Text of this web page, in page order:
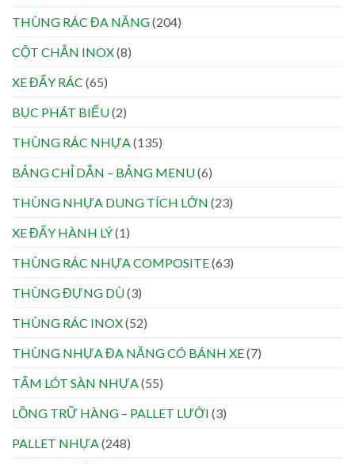
THÙNG RÁC ĐA NĂNG(204)
CỘT CHẮN INOX(8)
XE ĐẨY RÁC (65)
BỤC PHÁT BIỂU(2)
THÙNG RÁC NHỰA (135)
BẢNG CHỈ DẪN – BẢNG MENU(6)
THÙNG NHỰA DUNG TÍCH LỚN (23)
XE ĐẨY HÀNH LÝ(1)
THÙNG RÁC NHỰA COMPOSITE(63)
THÙNG ĐỰNG DÙ(3)
THÙNG RÁC INOX(52)
THÙNG NHỰA ĐA NĂNG CÓ BÁNH XE(7)
TẤM LÓT SÀN NHỰA (55)
LỒNG TRỮ HÀNG – PALLET LƯỚI (3)
PALLET NHỰA (248)